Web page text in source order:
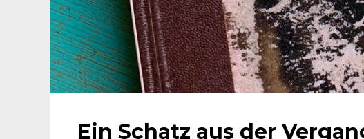
Ein Schatz aus der